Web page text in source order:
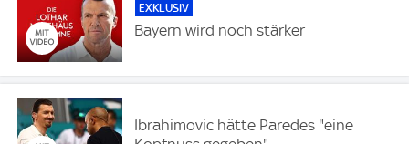
EXKLUSIV
Bayern wird noch stärker
Ibrahimovic hätte Paredes "eine